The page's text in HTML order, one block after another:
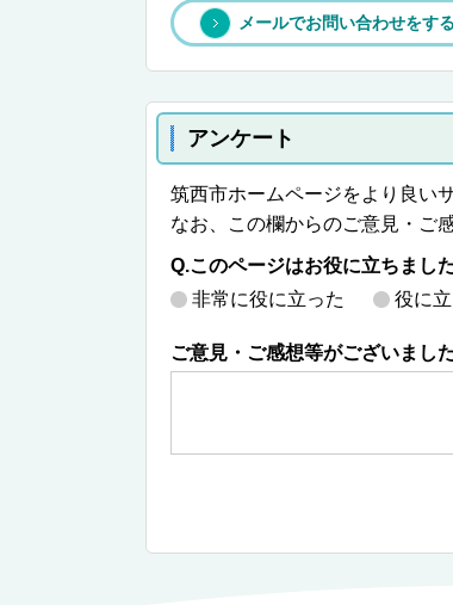
メールでお問い合わせをする
アンケート
筑西市ホームページをより良い
なお、この欄からのご意見・ご
Q.このページはお役に立ちまし
非常に役に立った
役に
ご意見・ご感想等がございまし